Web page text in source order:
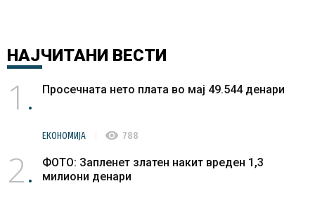
НАЈЧИТАНИ ВЕСТИ
1 Просечната нето плата во мај 49.544 денари
ЕКОНОМИЈА visibility 788
2
ФОТО: Запленет златен накит вреден 1,3
милиони денари